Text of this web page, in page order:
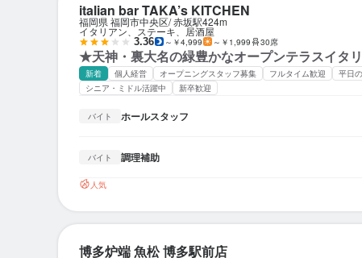
italian bar TAKA’s KITCHEN
福岡県 福岡市中央区 赤坂駅424m
イタリアン、ステーキ、居酒屋
3.36 ～￥4,999 ～￥1,999 30席
★天神・裏大名の緑豊かなオープンテラスイタ
新着 個人経営 オープニングスタッフ募集 フルタイム歓迎 平日
シニア・ミドル活躍中
新卒歓迎
バイト ホールスタッフ
バイト 調理補助
人気
博多炉端 魚松 博多駅前店